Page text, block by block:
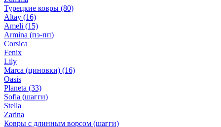
Турецкие ковры (80)
Altay (16)
Ameli (15)
Armina (пэ-пп)
Corsica
Fenix
Lily
Marca (циновки) (16)
Oasis
Planeta (33)
Sofia (шагги)
Stella
Zarina
Ковры с длинным ворсом (шагги)